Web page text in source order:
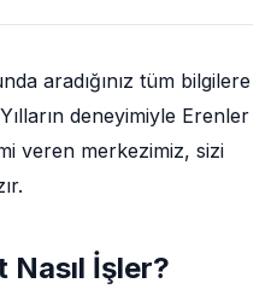
aradığınız tüm bilgilere
deneyimiyle Erenler
veren merkezimiz, sizi
İşler?